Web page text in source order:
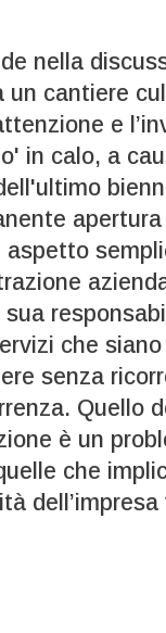
nella
un cantiere
e
in calo, a
aspetto
che
senza
Quello
è un
che